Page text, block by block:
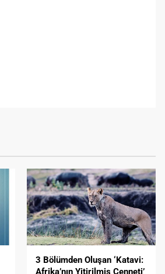
3 Bölümden Oluşan ‘Katavi:
Afrika’nın Yitirilmiş Cenneti’